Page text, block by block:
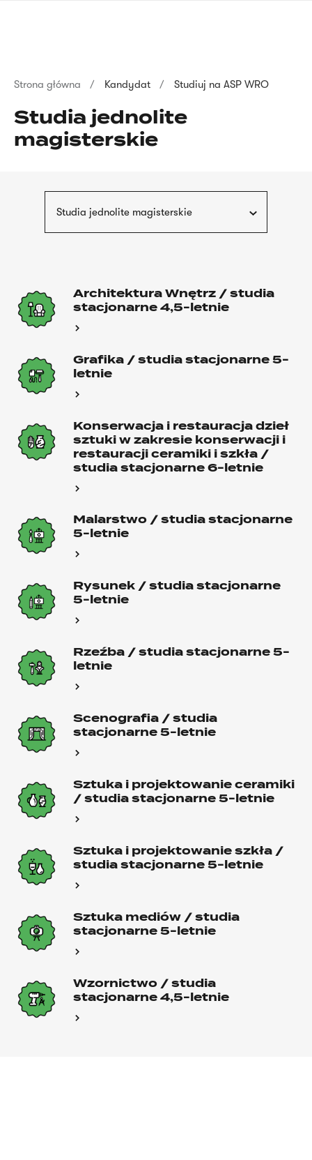
Ścieżka
nawigacyjna
Strona główna Kandydat Studiuj na ASP WRO
Studia jednolite
magisterskie
Studia jednolite magisterskie
Architektura Wnętrz / studia
stacjonarne 4,5-letnie
Grafika / studia stacjonarne 5-
letnie
Konserwacja i restauracja dzieł
sztuki w zakresie konserwacji i
restauracji ceramiki i szkła /
studia stacjonarne 6-letnie
Malarstwo / studia stacjonarne
5-letnie
Rysunek / studia stacjonarne
5-letnie
Rzeźba / studia stacjonarne 5-
letnie
Scenografia / studia
stacjonarne 5-letnie
Sztuka i projektowanie ceramiki
/ studia stacjonarne 5-letnie
Sztuka i projektowanie szkła /
studia stacjonarne 5-letnie
Sztuka mediów / studia
stacjonarne 5-letnie
Wzornictwo / studia
stacjonarne 4,5-letnie